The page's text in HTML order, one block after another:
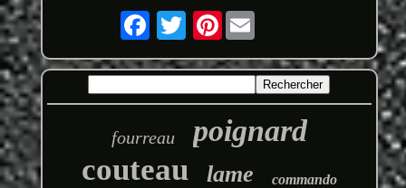
Pinterest
fourreau poignard
couteau lame commando